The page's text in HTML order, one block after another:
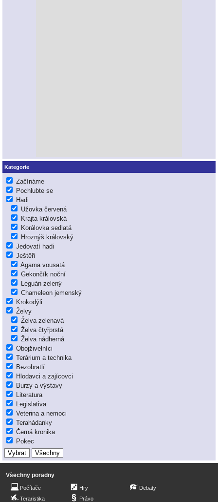
Kategorie
Začínáme
Pochlubte se
Hadi
Užovka červená
Krajta královská
Korálovka sedlatá
Hroznýš královský
Jedovatí hadi
Ještěři
Agama vousatá
Gekončík noční
Leguán zelený
Chameleon jemenský
Krokodýli
Želvy
Želva zelenavá
Želva čtyřprstá
Želva nádherná
Obojživelníci
Terárium a technika
Bezobratlí
Hlodavci a zajícovci
Burzy a výstavy
Literatura
Legislativa
Veterina a nemoci
Terahádanky
Černá kronika
Pokec
Všechny poradny
Počítače
Teraristika
Hry
Právo
Debaty